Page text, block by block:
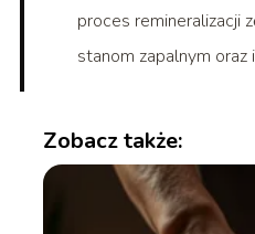
proces remineralizacji
stanom zapalnym oraz
Zobacz także: